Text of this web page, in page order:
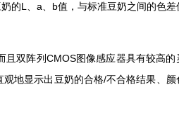
的L、a、b值，与标准豆奶之间的色差
双阵列CMOS图像感应器具有较高的
地显示出豆奶的合格/不合格结果、颜